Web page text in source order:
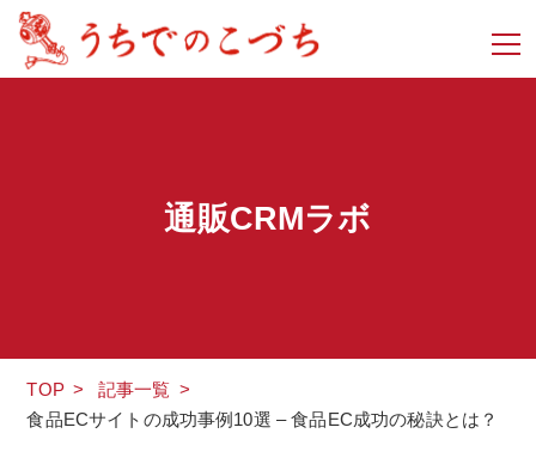
通販CRMラボ
TOP > 記事一覧 >
食品ECサイトの成功事例10選 – 食品EC成功の秘訣とは？